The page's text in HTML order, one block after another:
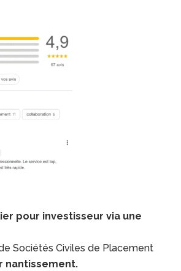
pour investisseur via une
Sociétés Civiles de Placement
nantissement.